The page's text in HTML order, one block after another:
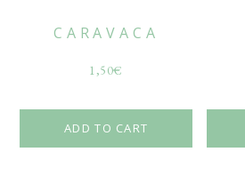
CARAVACA
1,50€
ADD TO CART